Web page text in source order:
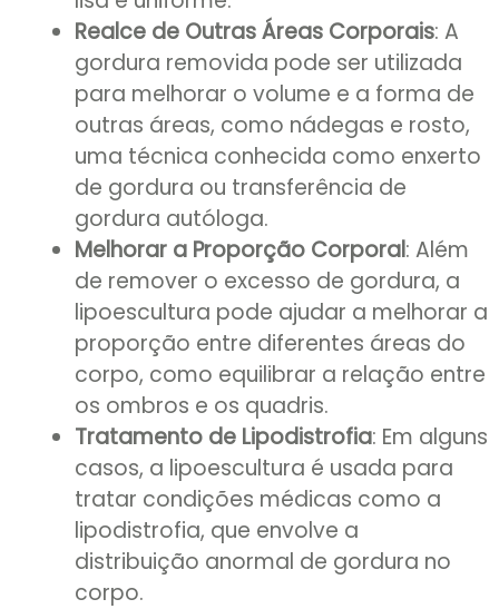
Realce de Outras Áreas Corporais: A
gordura removida pode ser utilizada
para melhorar o volume e a forma de
outras áreas, como nádegas e rosto,
uma técnica conhecida como enxerto
de gordura ou transferência de
gordura autóloga.
Melhorar a Proporção Corporal: Além
de remover o excesso de gordura, a
lipoescultura pode ajudar a melhorar a
proporção entre diferentes áreas do
corpo, como equilibrar a relação entre
os ombros e os quadris.
Tratamento de Lipodistrofia: Em alguns
casos, a lipoescultura é usada para
tratar condições médicas como a
lipodistrofia, que envolve a
distribuição anormal de gordura no
corpo.